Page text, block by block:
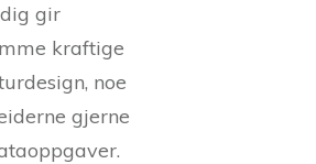
gir
kraftige
noe
gjerne